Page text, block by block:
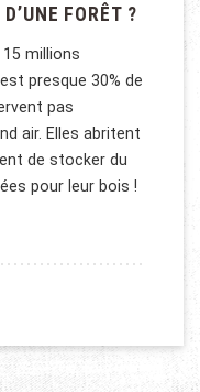
FORÊT ?
millions
presque 30% de
pas
air. Elles abritent
de stocker du
pour leur bois !
D’UNE FORÊT ?